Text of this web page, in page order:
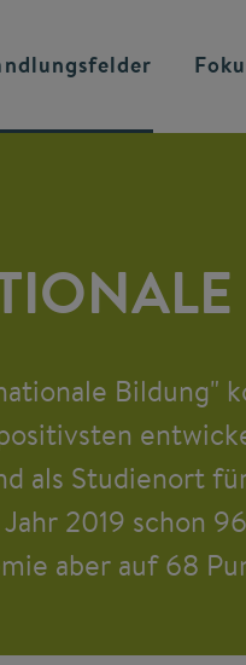
Bildung"
als Studienort
2019 schon
aber auf 68